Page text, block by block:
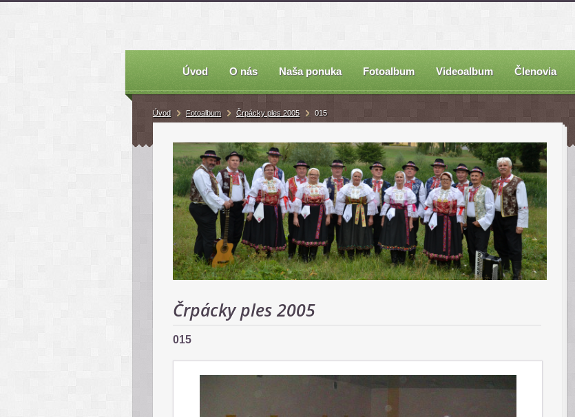
Úvod O nás Naša ponuka Fotoalbum Videoalbum Členovia
Úvod Fotoalbum Črpácky ples 2005 015
Črpácky ples 2005
015